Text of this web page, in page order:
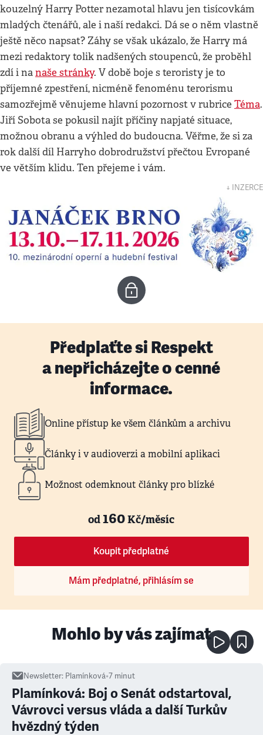
kouzelný Harry Potter nezamotal hlavu jen tisícovkám
mladých čtenářů, ale i naší redakci. Dá se o něm vlastně
ještě něco napsat? Záhy se však ukázalo, že Harry má
mezi redaktory tolik nadšených stoupenců, že proběhl
zdí i nanaše stránky. V době boje s teroristy je to
příjemné zpestření, nicméně fenoménu terorismu
samozřejmě věnujeme hlavní pozornost v rubrice Téma.
Jiří Sobota se pokusil najít příčiny napjaté situace,
možnou obranu a výhled do budoucna. Věřme, že si za
rok další díl Harryho dobrodružství přečtou Evropané
ve větším klidu. Ten přejeme i vám.
↓ INZERCE
Předplaťte si Respekt
a nepřicházejte o cenné
informace.
Online přístup ke všem článkům a archivu
Články i v audioverzi a mobilní aplikaci
Možnost odemknout články pro blízké
od160Kč/měsíc
Koupit předplatné
Mám předplatné, přihlásím se
Mohlo by vás zajímat
Newsletter: Plamínková•7 minut
Plamínková: Boj o Senát odstartoval,
Vávrovci versus vláda a další Turkův
hvězdný týden